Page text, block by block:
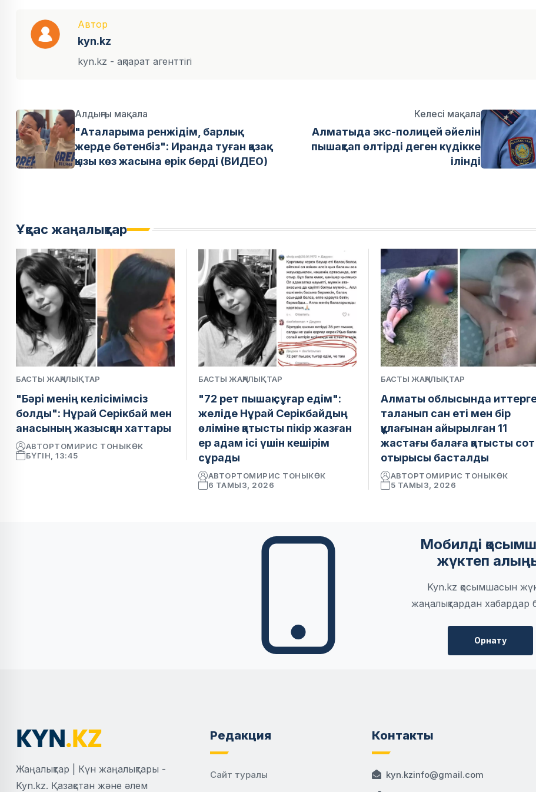
Автор
kyn.kz
kyn.kz - ақпарат агенттігі
Алдыңғы мақала
"Аталарыма ренжідім, барлық
жерде бөтенбіз": Иранда туған қазақ
қызы көз жасына ерік берді (ВИДЕО)
Келесі мақала
Алматыда экс-полицей әйелін
пышақтап өлтірді деген күдікке
ілінді
Ұқсас жаңалықтар
БАСТЫ ЖАҢАЛЫҚТАР
"Бәрі менің келісімімсіз
болды": Нұрай Серікбай мен
анасының жазысқан хаттары
АВТОРТОМИРИС ТОНЫКӨК
БҮГІН, 13:45
БАСТЫ ЖАҢАЛЫҚТАР
"72 рет пышақ сұғар едім":
желіде Нұрай Серікбайдың
өліміне қатысты пікір жазған
ер адам ісі үшін кешірім
сұрады
АВТОРТОМИРИС ТОНЫКӨК
6 ТАМЫЗ, 2026
БАСТЫ ЖАҢАЛЫҚТАР
Алматы облысында
таланып сан еті мен бір
құлағынан айырылған 11
жастағы балаға қатысты сот
отырысы басталды
АВТОРТОМИРИС ТОНЫКӨК
5 ТАМЫЗ, 2026
Мобилді
жүктеп
Kyn.kz қосымшасын
жаңалықтардан хабардар
Орнату
Жаңалықтар | Күн жаңалықтары -
Kyn.kz. Қазақстан және әлем
Редакция
Сайт туралы
Контакты
kyn.kzinfo@gmail.com